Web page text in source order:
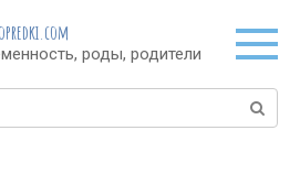
роды, родители